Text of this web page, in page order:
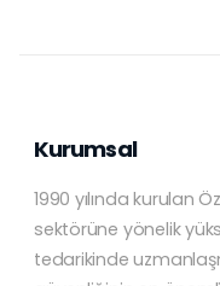
Kurumsal
1990 yılında kurulan
sektörüne yönelik
tedarikinde